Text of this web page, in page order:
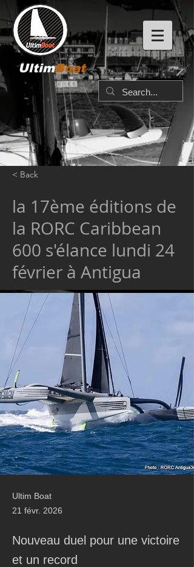
UltimBoat
< Back
la 17ème éditions de
la RORC Caribbean
600 s'élance lundi 24
février à Antigua
Ultim Boat
21 févr. 2026
Nouveau duel pour une victoire
et un record